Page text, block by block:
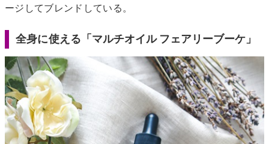
ージしてブレンドしている。
全身に使える「マルチオイル フェアリーブーケ」